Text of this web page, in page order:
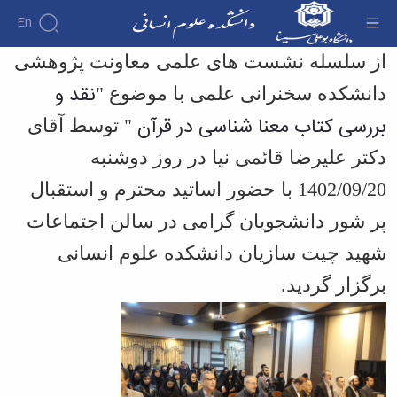
En
دانشکده
دانشکده
تاریخچه
ریاست
دانشکده
رؤسای
پیشین
آلبوم
عکس
اطلاعات
تماس
سازمان
دانشکده
معاونت
آموزشی
معاونت
آموزش
تقویم
آموزشی
دروس
ارائه
شده
برنامه
امتحانات
نیمسال
برنامه
درسی
نیمسال
دوره
کارشناسی
فرم
پژوهش
پژوهش
اولویت
های
پژوهشی
فرم
های
پژوهشی
کارگاه
ها
و
آزمایشگاه
ها
نشریات
فصل
اساتید
دانشکده
اساتید
بازنشسته
کارکنان
گروه
آموزشی
گروه
های
آموزشی
حقوق
الهیات
علوم
تربیتی
ایران
شناسی
معارف
اسلامی
برگزاری همایش نقد و بررسی کتاب معنا شناسی در
قرآن - دانشکده علوم انسانی
از سلسله نشست های علمی معاونت پژوهشی
دانشکده سخنرانی علمی با موضوع "نقد و
بررسی کتاب معنا شناسی در قرآن " توسط آقای
دکتر علیرضا قائمی نیا در روز دوشنبه
1402/09/20 با حضور اساتید محترم و استقبال
پر شور دانشجویان گرامی در سالن اجتماعات
شهید چیت سازیان دانشکده علوم انسانی
برگزار گردید.